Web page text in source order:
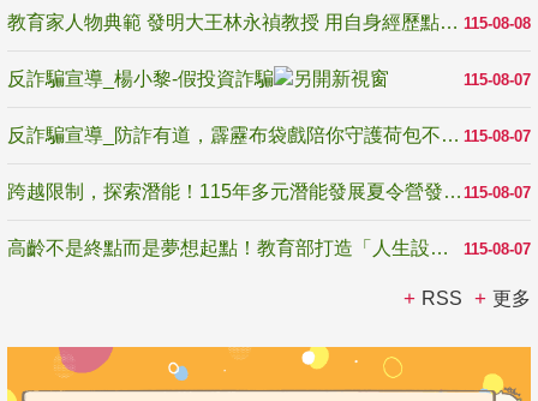
115-08-08
教育家人物典範 發明大王林永禎教授 用自身經歷點亮學生的路
115-08-07
反詐騙宣導_楊小黎-假投資詐騙
115-08-07
反詐騙宣導_防詐有道，霹靂布袋戲陪你守護荷包不受騙
115-08-07
跨越限制，探索潛能！115年多元潛能發展夏令營發掘生命無限可能
115-08-07
高齡不是終點而是夢想起點！教育部打造「人生設計夢工場」 參展第3屆高齡健康產業博覽會
RSS 更多